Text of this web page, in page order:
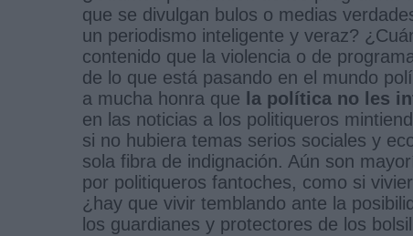
que se divulgan bulos o medias
un periodismo inteligente y veraz?
contenido que la violencia o de
de lo que está pasando en el mundo
a mucha honra que la política no les
en las noticias a los politiqueros
si no hubiera temas serios sociales y
sola fibra de indignación. Aún son
por politiqueros fantoches, como si
¿hay que vivir temblando ante la
los guardianes y protectores de los